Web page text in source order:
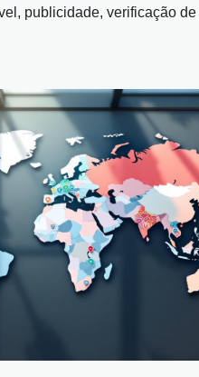
publicidade, verificação